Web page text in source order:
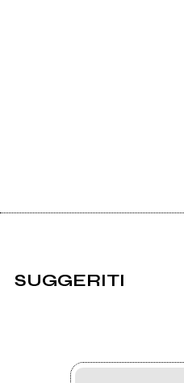
SUGGERITI